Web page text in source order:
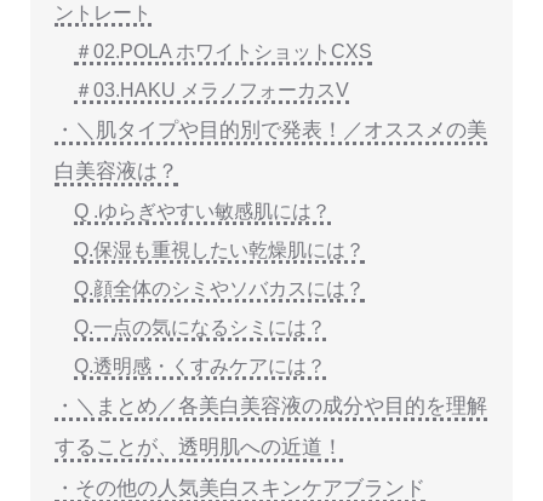
ントレート
＃02.POLA ホワイトショットCXS
＃03.HAKU メラノフォーカスV
・＼肌タイプや目的別で発表！／オススメの美
白美容液は？
Q .ゆらぎやすい敏感肌には？
Q.保湿も重視したい乾燥肌には？
Q.顔全体のシミやソバカスには？
Q.一点の気になるシミには？
Q.透明感・くすみケアには？
・＼まとめ／各美白美容液の成分や目的を理解
することが、透明肌への近道！
・その他の人気美白スキンケアブランド